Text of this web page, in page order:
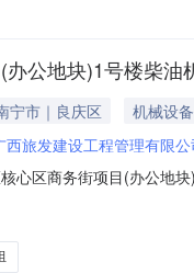
公地块)1号楼柴
宁市｜良庆区
机械设备
西旅发建设工程管理有限
心区商务街项目(办公地
）、广西众联工程项